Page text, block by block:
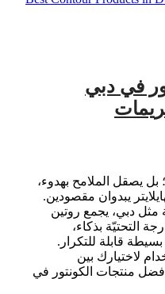
في دبي
بل يصقل الملامح بهدوء،
يبدوان مقصودين.
دبي، يجمع روتين
التحتيّة بذكاء،
قابلة للتكرار.
لاختيارك بين
منتجات الكونتور في